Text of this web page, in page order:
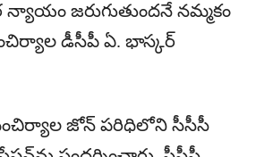
న్యాయం జరుగుతుందనే నమ్మకం
డీసీపీ ఏ. భాస్కర్
జోన్ పరిధిలోని సీసీసీ